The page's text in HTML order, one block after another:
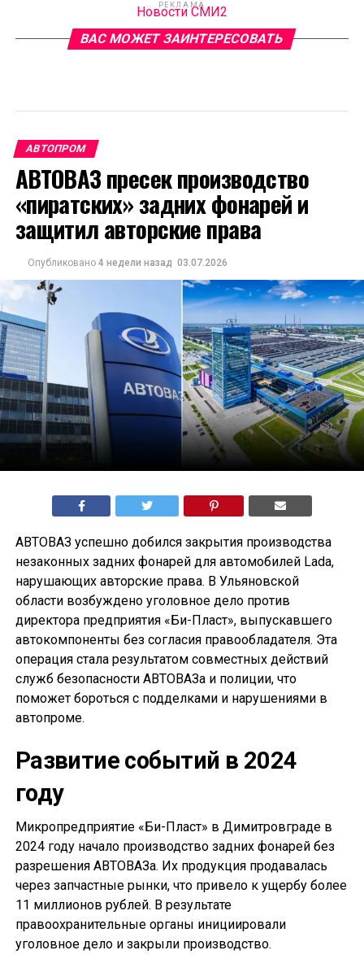
РЕКЛАМА
Новости СМИ2
ВАС МОЖЕТ ЗАИНТЕРЕСОВАТЬ
АВТОПРОМ
АВТОВАЗ пресек производство
«пиратских» задних фонарей и
защитил авторские права
Опубликовано 4 недели назад 03.07.2026
АВТОВАЗ успешно добился закрытия производства
незаконных задних фонарей для автомобилей Lada,
нарушающих авторские права. В Ульяновской
области возбуждено уголовное дело против
директора предприятия «Би-Пласт», выпускавшего
автокомпоненты без согласия правообладателя. Эта
операция стала результатом совместных действий
служб безопасности АВТОВАЗа и полиции, что
поможет бороться с подделками и нарушениями в
автопроме.
Развитие событий в 2024
году
Микропредприятие «Би-Пласт» в Димитровграде в
2024 году начало производство задних фонарей без
разрешения АВТОВАЗа. Их продукция продавалась
через запчастные рынки, что привело к ущербу более
11 миллионов рублей. В результате
правоохранительные органы инициировали
уголовное дело и закрыли производство.